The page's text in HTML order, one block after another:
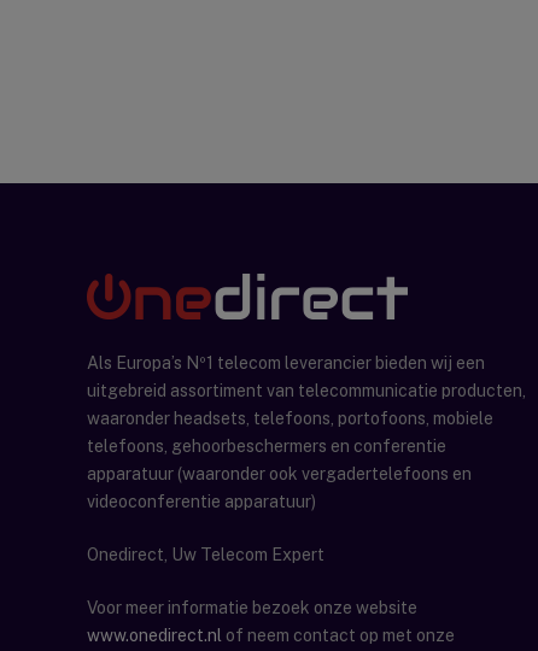
Als Europa’s Nº1 telecom leverancier bieden wij een
uitgebreid assortiment van telecommunicatie producten,
waaronder headsets, telefoons, portofoons, mobiele
telefoons, gehoorbeschermers en conferentie
apparatuur (waaronder ook vergadertelefoons en
videoconferentie apparatuur)
Onedirect, Uw Telecom Expert
Voor meer informatie bezoek onze website
www.onedirect.nl of neem contact op met onze